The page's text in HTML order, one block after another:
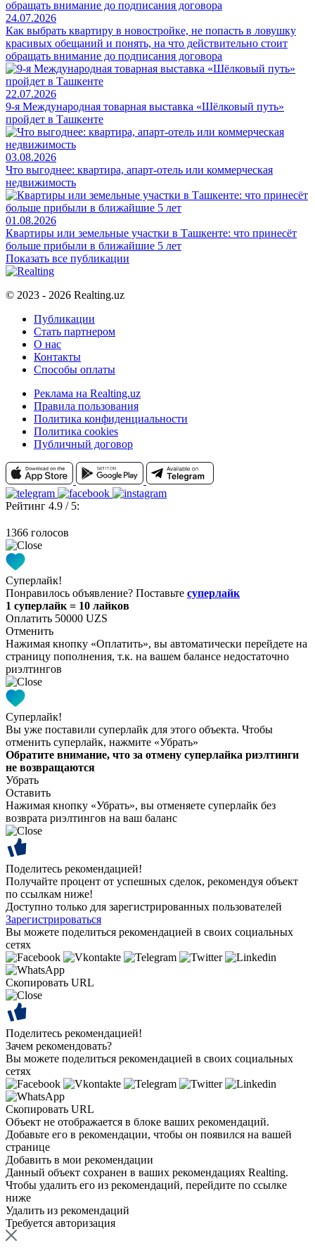
24.07.2026
Как выбрать квартиру в новостройке, не попасть в ловушку
красивых обещаний и понять, на что действительно стоит
обращать внимание до подписания договора
22.07.2026
9-я Международная товарная выставка «Шёлковый путь»
пройдет в Ташкенте
03.08.2026
Что выгоднее: квартира, апарт-отель или коммерческая
недвижимость
01.08.2026
Квартиры или земельные участки в Ташкенте: что принесёт
больше прибыли в ближайшие 5 лет
Показать все публикации
© 2023 - 2026 Realting.uz
Публикации
Стать партнером
О нас
Контакты
Способы оплаты
Реклама на Realting.uz
Правила пользования
Политика конфиденциальности
Политика cookies
Публичный договор
Рейтинг 4.9 / 5:
1366 голосов
Суперлайк!
Понравилось объявление? Поставьте суперлайк
1 суперлайк = 10 лайков
Оплатить 50000 UZS
Отменить
Нажимая кнопку «Оплатить», вы автоматически перейдете на
страницу пополнения, т.к. на вашем балансе недостаточно
риэлтингов
Суперлайк!
Вы уже поставили суперлайк для этого объекта. Чтобы
отменить суперлайк, нажмите «Убрать»
Обратите внимание, что за отмену суперлайка риэлтинги
не возвращаются
Убрать
Оставить
Нажимая кнопку «Убрать», вы отменяете суперлайк без
возврата риэлтингов на ваш баланс
Поделитесь рекомендацией!
Получайте процент от успешных сделок, рекомендуя объект
по ссылкам ниже!
Доступно только для зарегистрированных пользователей
Зарегистрироваться
Вы можете поделиться рекомендацией в своих социальных
сетях
Скопировать URL
Поделитесь рекомендацией!
Зачем рекомендовать?
Вы можете поделиться рекомендацией в своих социальных
сетях
Скопировать URL
Объект не отображается в блоке ваших рекомендаций.
Добавьте его в рекомендации, чтобы он появился на вашей
странице
Добавить в мои рекомендации
Данный объект сохранен в ваших рекомендациях Realting.
Чтобы удалить его из рекомендаций, перейдите по ссылке
ниже
Удалить из рекомендаций
Требуется авторизация